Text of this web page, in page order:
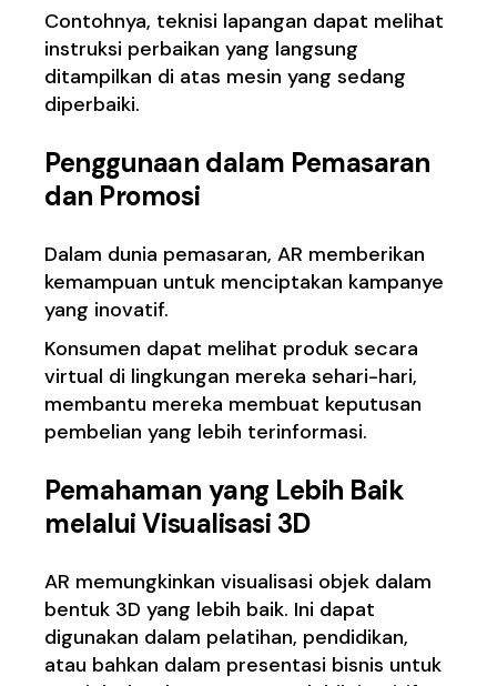
Contohnya, teknisi lapangan dapat melihat
instruksi perbaikan yang langsung
ditampilkan di atas mesin yang sedang
diperbaiki.
Penggunaan dalam Pemasaran
dan Promosi
Dalam dunia pemasaran, AR memberikan
kemampuan untuk menciptakan kampanye
yang inovatif.
Konsumen dapat melihat produk secara
virtual di lingkungan mereka sehari-hari,
membantu mereka membuat keputusan
pembelian yang lebih terinformasi.
Pemahaman yang Lebih Baik
melalui Visualisasi 3D
AR memungkinkan visualisasi objek dalam
bentuk 3D yang lebih baik. Ini dapat
digunakan dalam pelatihan, pendidikan,
atau bahkan dalam presentasi bisnis untuk